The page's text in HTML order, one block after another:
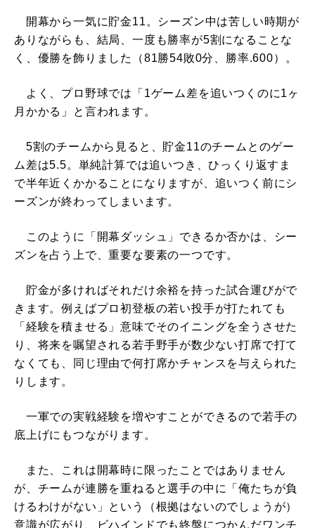
開幕から一気に貯金11。シーズン中は苦しい時期が
ありながらも、結局、一度も勝率が5割になることな
く、優勝を飾りました（81勝54敗0分、勝率.600）。
よく、プロ野球では「1ゲーム差を追いつくのに1ヶ
月かかる」と言われます。
5割のチームから見ると、貯金11のチームとのゲー
ム差は5.5。単純計算では追いつき、ひっくり返すま
で半年近くかかることになりますが、追いつく前にシ
ーズンが終わってしまいます。
このように「開幕ダッシュ」できるか否かは、シー
ズンを占う上で、重要な要素の一つです。
貯金が多ければそれだけ余裕を持った試合運びがで
きます。例えばプロ初登板の若い投手が打たれても
「経験を積ませる」意味でそのイニングを全うさせた
り、将来を嘱望される若手野手が数少ない打席で打て
なくても、同じ理由で何打席かチャンスを与えられた
りします。
一軍での実戦経験を増やすことができるので若手の
底上げにもつながります。
また、これは開幕時に限ったことではありません
が、チームが連勝を重ねると選手の中に「俺たちが負
けるわけがない」という（根拠はないのでしょうが）
意識が広がり、ビハインドでも終盤につかんだワンチ